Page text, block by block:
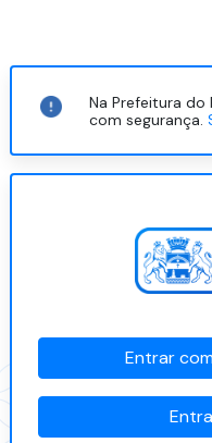
Na Prefeitura
com segurança.
Entrar